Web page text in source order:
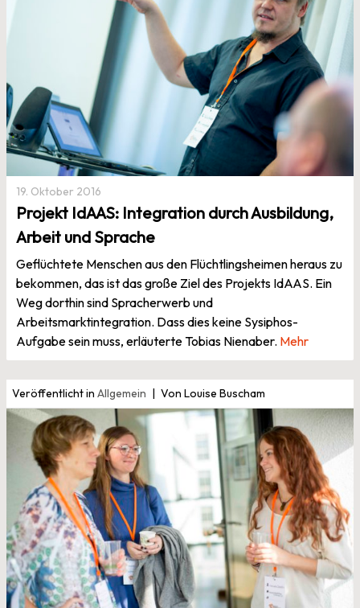
19. Oktober 2016
Projekt IdAAS: Integration durch Ausbildung,
Arbeit und Sprache
Geflüchtete Menschen aus den Flüchtlingsheimen heraus zu
bekommen, das ist das große Ziel des Projekts IdAAS. Ein
Weg dorthin sind Spracherwerb und
Arbeitsmarktintegration. Dass dies keine Sysiphos-
Aufgabe sein muss, erläuterte Tobias Nienaber. Mehr
Veröffentlicht in Allgemein Von Louise Buscham